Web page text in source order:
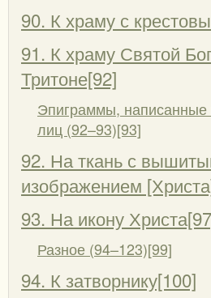
90. К храму с
91. К храму Святой
Тритоне[92]
Эпиграммы, написанные
лиц (92–93)[93]
92. На ткань с
изображением
93. На икону
Разное (94–123)[99]
94. К затворнику[100]